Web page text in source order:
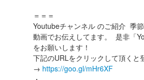
＝＝＝
Youtubeチャンネル のご紹介 季
動画でお伝えしてます。 是非「
をお願いします！
下記のURLをクリックして頂くと
→ https://goo.gl/mHr6XF